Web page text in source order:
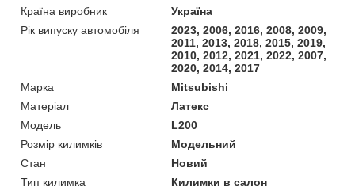
Країна виробник
Україна
Рік випуску автомобіля
2023, 2006, 2016, 2008, 2009,
2011, 2013, 2018, 2015, 2019,
2010, 2012, 2021, 2022, 2007,
2020, 2014, 2017
Марка
Mitsubishi
Матеріал
Латекс
Модель
L200
Розмір килимків
Модельний
Стан
Новий
Тип килимка
Килимки в салон